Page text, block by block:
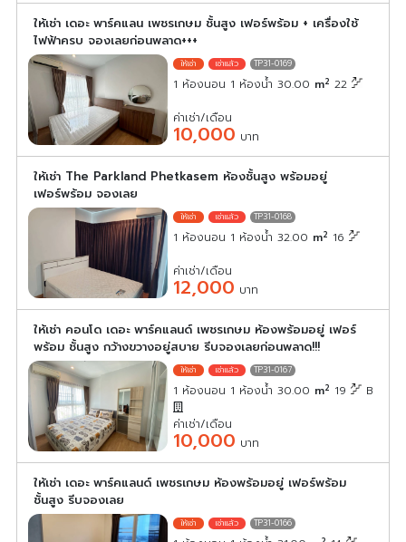
ให้เช่า เดอะ พาร์คแลน เพชรเกษม ชั้นสูง เฟอร์พร้อม + เครื่องใช้
ไฟฟ้าครบ จองเลยก่อนพลาด+++
TP31-0169
1 ห้องนอน 1 ห้องน้ำ 30.00 m2 22
ค่าเช่า/เดือน
10,000 บาท
ให้เช่า The Parkland Phetkasem ห้องชั้นสูง พร้อมอยู่
เฟอร์พร้อม จองเลย
TP31-0168
1 ห้องนอน 1 ห้องน้ำ 32.00 m2 16
ค่าเช่า/เดือน
12,000 บาท
ให้เช่า คอนโด เดอะ พาร์คแลนด์ เพชรเกษม ห้องพร้อมอยู่ เฟอร์
พร้อม ชั้นสูง กว้างขวางอยู่สบาย รีบจองเลยก่อนพลาด!!!
TP31-0167
1 ห้องนอน 1 ห้องน้ำ 30.00 m2 19 B
ค่าเช่า/เดือน
10,000 บาท
ให้เช่า เดอะ พาร์คแลนด์ เพชรเกษม ห้องพร้อมอยู่ เฟอร์พร้อม
ชั้นสูง รีบจองเลย
TP31-0166